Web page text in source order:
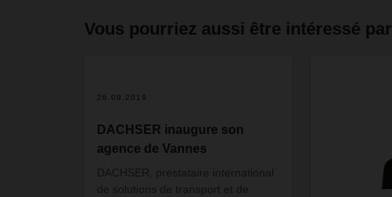
Vous pourriez aussi être intéressé par
26.09.2019
DACHSER inaugure son
agence de Vannes
DACHSER, prestataire international
de solutions de transport et de